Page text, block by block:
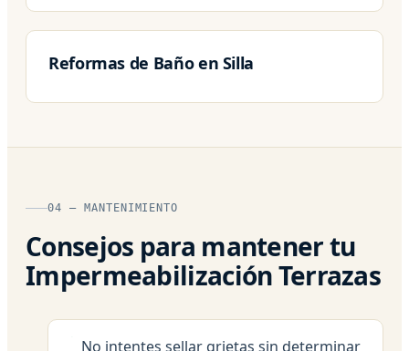
Reformas de Baño en Silla
04 — MANTENIMIENTO
Consejos para mantener tu
Impermeabilización Terrazas
No intentes sellar grietas sin determinar